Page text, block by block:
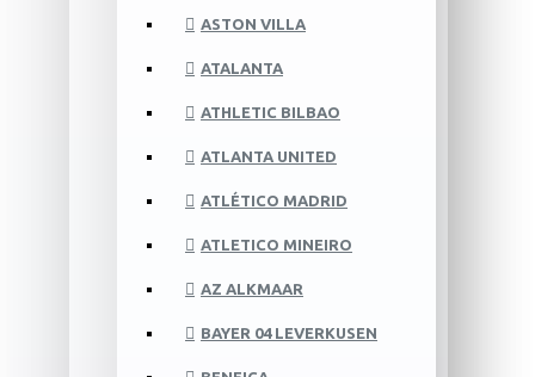
ASTON VILLA
ATALANTA
ATHLETIC BILBAO
ATLANTA UNITED
ATLÉTICO MADRID
ATLETICO MINEIRO
AZ ALKMAAR
BAYER 04 LEVERKUSEN